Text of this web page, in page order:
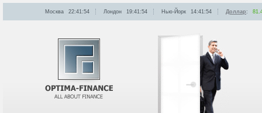
Москва 22:41:54 Лондон 19:41:54 Нью-Йорк 14:41:54 Доллар: